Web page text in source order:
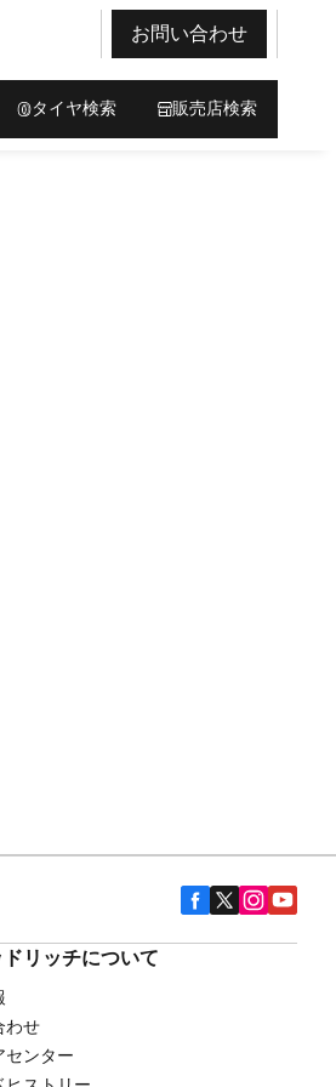
お問い合わせ
タイヤ検索 販売店検索
リッチについて
わせ
センター